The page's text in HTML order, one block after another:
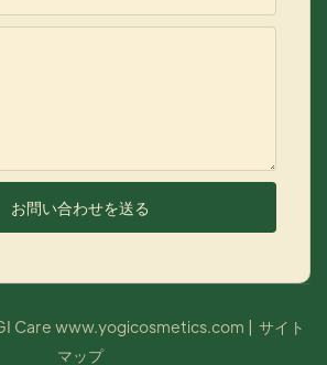
お問い合わせを送る
Care www.yogicosmetics.com
サイト
マップ